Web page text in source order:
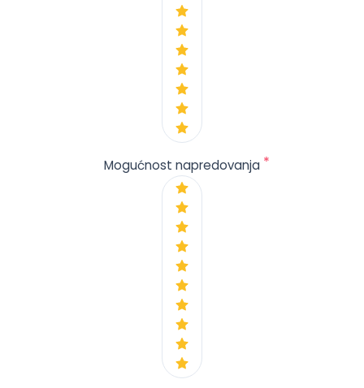
Mogućnost napredovanja *